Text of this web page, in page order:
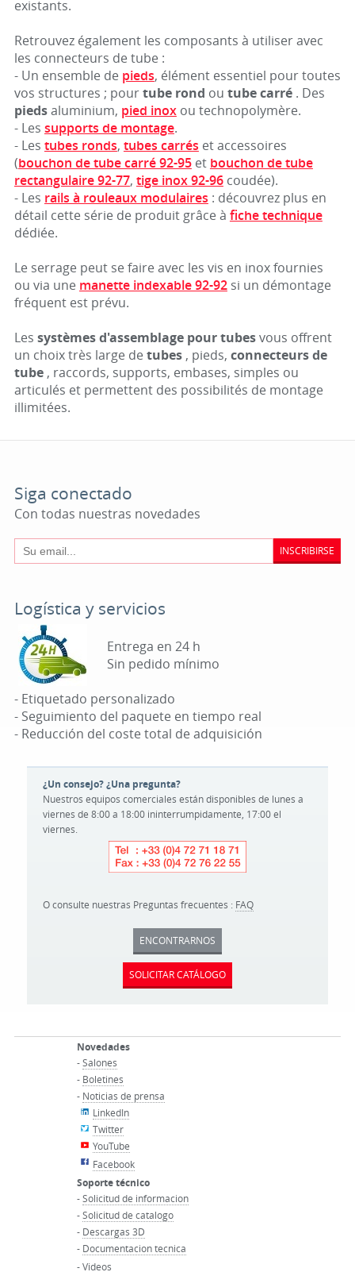
existants.
Retrouvez également les composants à utiliser avec
les connecteurs de tube :
- Un ensemble de pieds, élément essentiel pour toutes
vos structures ; pourtube rond ou tube carré. Des
piedsaluminium, pied inoxou technopolymère.
- Les supports de montage.
- Les tubes ronds, tubes carrés et accessoires
(bouchon de tube carré 92-95et bouchon de tube
rectangulaire 92-77, tige inox 92-96coudée).
- Les rails à rouleaux modulaires : découvrez plus en
détail cette série de produit grâce à fiche technique
dédiée.
Le serrage peut se faire avec les vis en inox fournies
ou via une manette indexable 92-92si un démontage
fréquent est prévu.
Les systèmes d'assemblage pour tubesvous offrent
un choix très large de tubes, pieds, connecteurs de
tube, raccords, supports, embases, simples ou
articulés et permettent des possibilités de montage
illimitées.
Siga conectado
Con todas nuestras novedades
INSCRIBIRSE
Logística y servicios
Entrega en 24 h
Sin pedido mínimo
- Etiquetado personalizado
- Seguimiento del paquete en tiempo real
- Reducción del coste total de adquisición
¿Un consejo? ¿Una pregunta?
Nuestros equipos comerciales están disponibles de lunes a
viernes de 8:00 a 18:00 ininterrumpidamente, 17:00 el
viernes.
O consulte nuestras Preguntas frecuentes : FAQ
ENCONTRARNOS
SOLICITAR CATÁLOGO
Novedades
-Salones
- Boletines
- Noticias de prensa
LinkedIn
Twitter
YouTube
Facebook
Soporte técnico
-Solicitud de informacion
-Solicitud de catalogo
- Descargas 3D
- Documentacion tecnica
-Videos